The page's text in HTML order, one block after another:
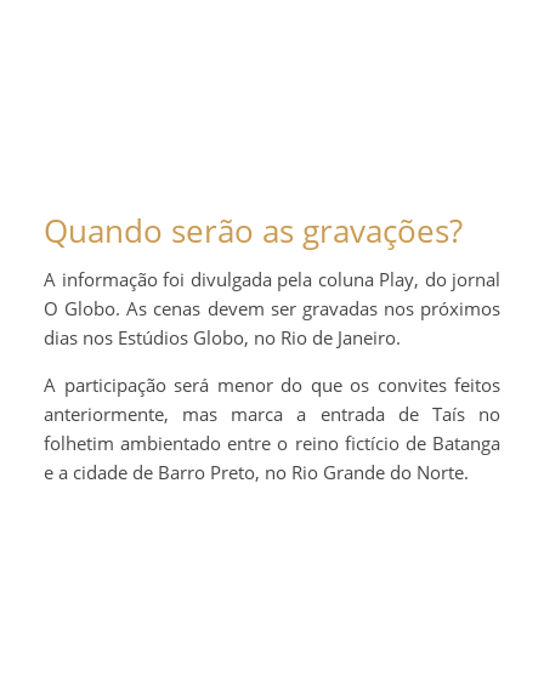
Quando serão as gravações?
A informação foi divulgada pela coluna Play, do jornal
O Globo. As cenas devem ser gravadas nos próximos
dias nos Estúdios Globo, no Rio de Janeiro.
A participação será menor do que os convites feitos
anteriormente, mas marca a entrada de Taís no
folhetim ambientado entre o reino fictício de Batanga
e a cidade de Barro Preto, no Rio Grande do Norte.